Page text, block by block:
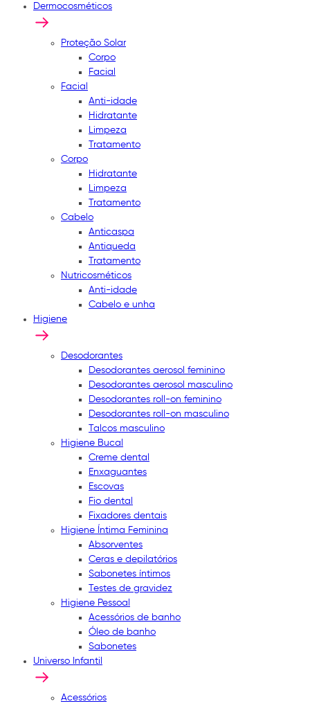
Dermocosméticos
Proteção Solar
Corpo
Facial
Facial
Anti-idade
Hidratante
Limpeza
Tratamento
Corpo
Hidratante
Limpeza
Tratamento
Cabelo
Anticaspa
Antiqueda
Tratamento
Nutricosméticos
Anti-idade
Cabelo e unha
Higiene
Desodorantes
Desodorantes aerosol feminino
Desodorantes aerosol masculino
Desodorantes roll-on feminino
Desodorantes roll-on masculino
Talcos masculino
Higiene Bucal
Creme dental
Enxaguantes
Escovas
Fio dental
Fixadores dentais
Higiene Íntima Feminina
Absorventes
Ceras e depilatórios
Sabonetes íntimos
Testes de gravidez
Higiene Pessoal
Acessórios de banho
Óleo de banho
Sabonetes
Universo Infantil
Acessórios